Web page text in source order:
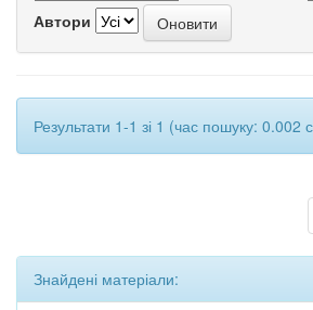
Автори
Результати 1-1 зі 1 (час пошуку: 0.002
Знайдені матеріали: